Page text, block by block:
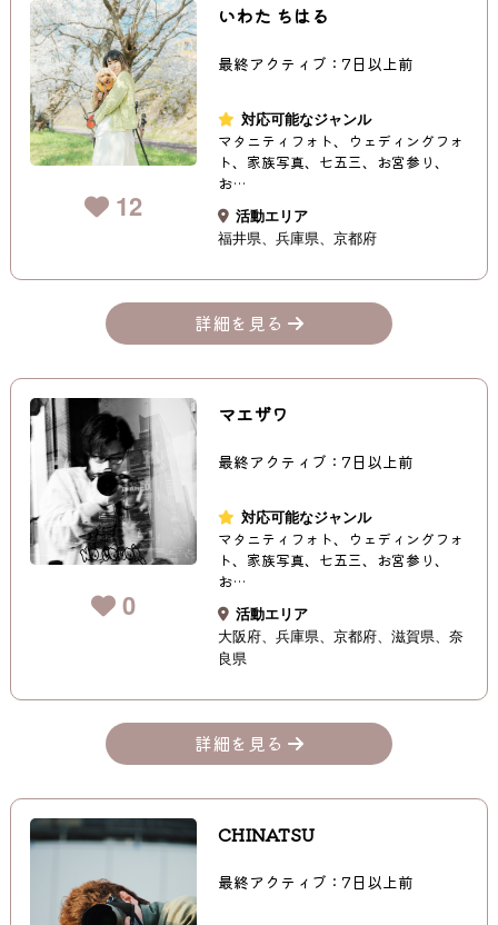
12
いわた ちはる
最終アクティブ：7日以上前
対応可能なジャンル
マタニティフォト、ウェディングフォ
ト、家族写真、七五三、お宮参り、
お…
活動エリア
福井県
兵庫県 京都府
詳細を見る
0
マエザワ
最終アクティブ：7日以上前
対応可能なジャンル
マタニティフォト、ウェディングフォ
ト、家族写真、七五三、お宮参り、
お…
活動エリア
大阪府
兵庫県 京都府 滋賀県
奈
良県
詳細を見る
CHINATSU
最終アクティブ：7日以上前